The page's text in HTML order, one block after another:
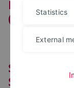
Downloads
(Auswahl)
Seite zum
Sterk
Statistics
External